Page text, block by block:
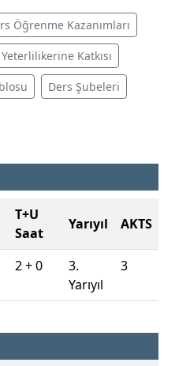
Öğrenme Kazanımları
Katkısı
Ders Şubeleri
T+U
Saat
Yarıyıl AKTS
2 + 0
3.
Yarıyıl
3